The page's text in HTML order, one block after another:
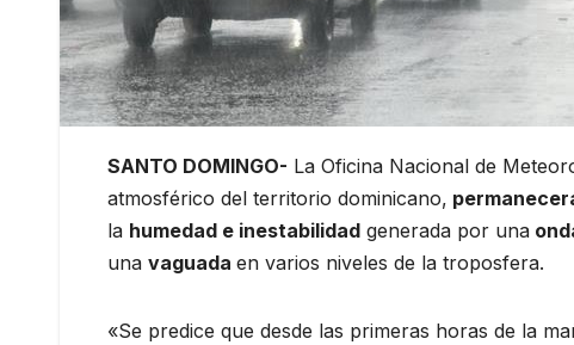
SANTO DOMINGO- La Oficina Nacional de
atmosférico del territorio dominicano,
la humedad e inestabilidad generada por una
una vaguada en varios niveles de la troposfera.
«Se predice que desde las primeras horas de la